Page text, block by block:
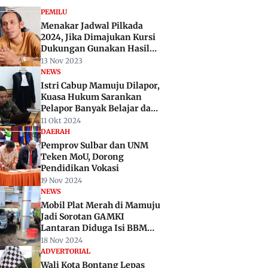
PEMILU
Menakar Jadwal Pilkada
2024, Jika Dimajukan Kursi
Dukungan Gunakan Hasil
Pileg 2019
13 Nov 2023
NEWS
Istri Cabup Mamuju Dilapor,
Kuasa Hukum Sarankan
Pelapor Banyak Belajar dan
Membaca
11 Okt 2024
DAERAH
Pemprov Sulbar dan UNM
Teken MoU, Dorong
Pendidikan Vokasi
19 Nov 2024
NEWS
Mobil Plat Merah di Mamuju
Jadi Sorotan GAMKI
Lantaran Diduga Isi BBM
Subsidi
18 Nov 2024
ADVERTORIAL
Wali Kota Bontang Lepas